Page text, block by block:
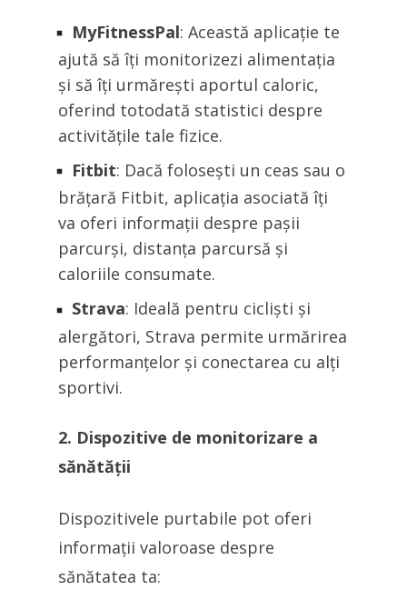
MyFitnessPal: Această aplicație te
ajută să îți monitorizezi alimentația
și să îți urmărești aportul caloric,
oferind totodată statistici despre
activitățile tale fizice.
Fitbit: Dacă folosești un ceas sau o
brățară Fitbit, aplicația asociată îți
va oferi informații despre pașii
parcurși, distanța parcursă și
caloriile consumate.
Strava: Ideală pentru cicliști și
alergători, Strava permite urmărirea
performanțelor și conectarea cu alți
sportivi.
2. Dispozitive de monitorizare a
sănătății
Dispozitivele purtabile pot oferi
informații valoroase despre
sănătatea ta: